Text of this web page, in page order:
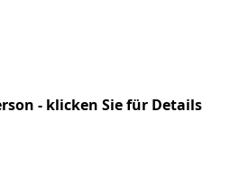
- klicken Sie für Details